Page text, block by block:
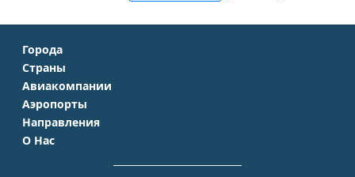
Города
Москва
Санкт-Петербург
Симферополь
Краснодар
Страны
Крым
Турция
Таиланд
Авиакомпании
Аэрофлот
S7 Airlines
Аэропорты
Домодедово
Шереметьево
Направления
Москва - Сочи
Москва - Симферополь
О Нас